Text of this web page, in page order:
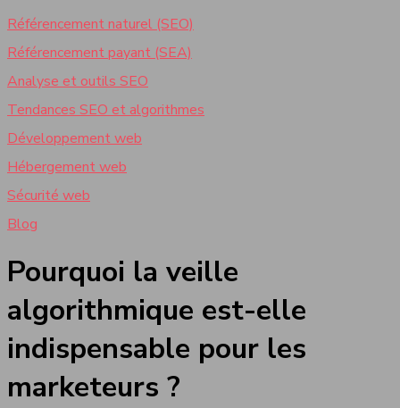
Référencement naturel (SEO)
Référencement payant (SEA)
Analyse et outils SEO
Tendances SEO et algorithmes
Développement web
Hébergement web
Sécurité web
Blog
Pourquoi la veille
algorithmique est-elle
indispensable pour les
marketeurs ?